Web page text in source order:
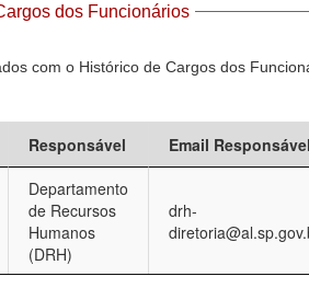
Abertos
dos Funcionários
com o Histórico de Cargos dos
Responsável
Email
Departamento
de Recursos
Humanos
(DRH)
drh-